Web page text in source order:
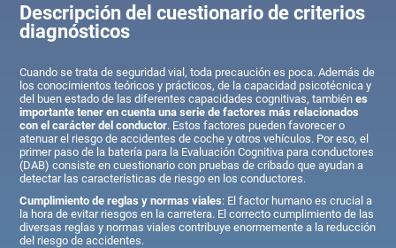
Descripción del cuestionario de criterios
diagnósticos
Cuando se trata de seguridad vial, toda precaución es poca. Además de
los conocimientos teóricos y prácticos, de la capacidad psicotécnica y
del buen estado de las diferentes capacidades cognitivas, tambiénes
importante tener en cuenta una serie de factores más relacionados
con el carácter del conductor. Estos factores pueden favorecer o
atenuar el riesgo de accidentes de coche y otros vehículos. Por eso, el
primer paso de la batería para la Evaluación Cognitiva para conductores
(DAB) consiste en cuestionario con pruebas de cribado que ayudan a
detectar las características de riesgo en los conductores.
Cumplimiento de reglas y normas viales: El factor humano es crucial a
la hora de evitar riesgos en la carretera. El correcto cumplimiento de las
diversas reglas y normas viales contribuye enormemente a la reducción
del riesgo de accidentes.